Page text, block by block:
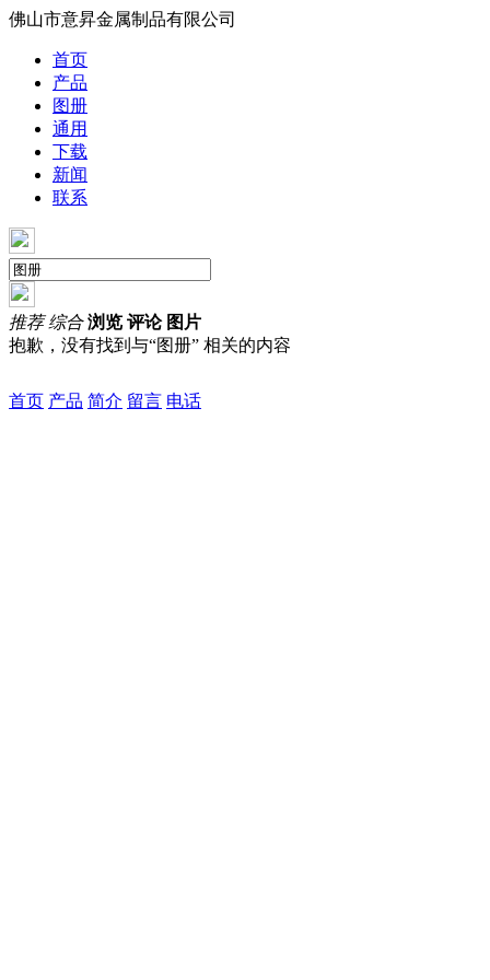
佛山市意昇金属制品有限公司
首页
产品
图册
通用
下载
新闻
联系
推荐 综合 浏览 评论 图片
抱歉，没有找到与“图册” 相关的内容
首页 产品 简介 留言 电话